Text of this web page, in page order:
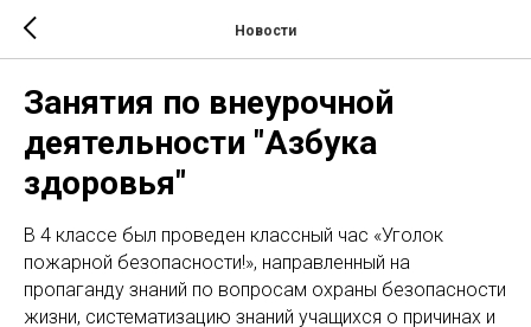
Новости
Занятия по внеурочной
деятельности "Азбука
здоровья"
В 4 классе был проведен классный час «Уголок
пожарной безопасности!», направленный на
пропаганду знаний по вопросам охраны безопасности
жизни, систематизацию знаний учащихся о причинах и